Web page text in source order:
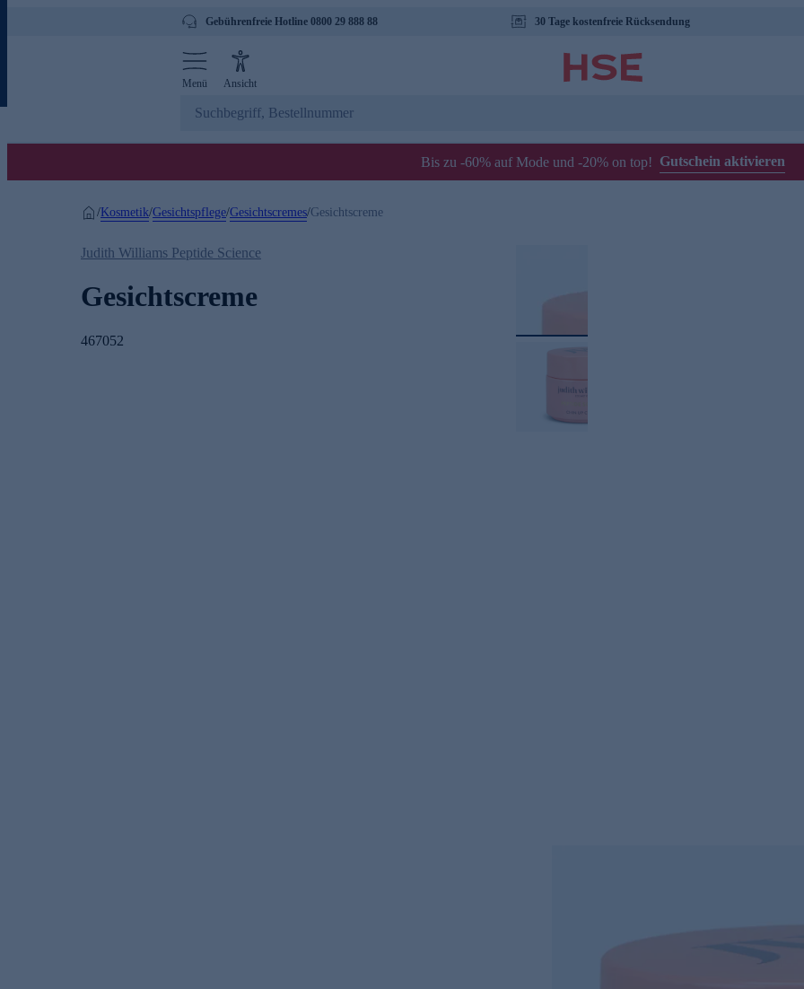
Gebührenfreie Hotline 0800 29 888 88 30 Tage kostenfreie Rücksendung
Menü Ansicht
Bis zu -60% auf Mode und -20% on top! Gutschein aktivieren
/Kosmetik/Gesichtspflege/Gesichtscremes/Gesichtscreme
Judith Williams Peptide Science
Gesichtscreme
467052